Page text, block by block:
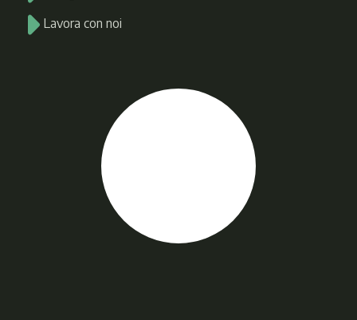
Lavora con noi